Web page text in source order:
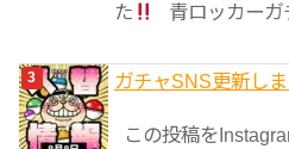
た
青ロッカーガ
ガチャSNS更新しま
この投稿を